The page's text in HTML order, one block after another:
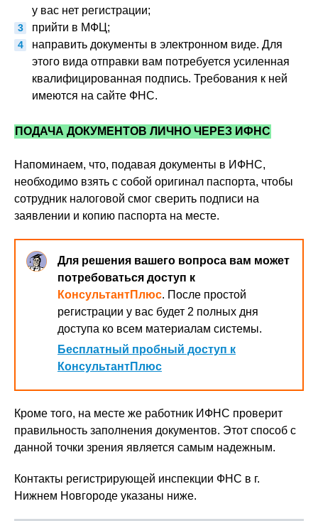
у вас нет регистрации;
прийти в МФЦ;
направить документы в электронном виде. Для
этого вида отправки вам потребуется усиленная
квалифицированная подпись. Требования к ней
имеются на сайте ФНС.
ПОДАЧА ДОКУМЕНТОВ ЛИЧНО ЧЕРЕЗ ИФНС
Напоминаем, что, подавая документы в ИФНС,
необходимо взять с собой оригинал паспорта, чтобы
сотрудник налоговой смог сверить подписи на
заявлении и копию паспорта на месте.
Для решения вашего вопроса вам может
потребоваться доступ к
КонсультантПлюс. После простой
регистрации у вас будет 2 полных дня
доступа ко всем материалам системы.
Бесплатный пробный доступ к
КонсультантПлюс
Кроме того, на месте же работник ИФНС проверит
правильность заполнения документов. Этот способ с
данной точки зрения является самым надежным.
Контакты регистрирующей инспекции ФНС в г.
Нижнем Новгороде указаны ниже.